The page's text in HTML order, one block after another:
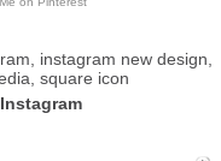
Instagram